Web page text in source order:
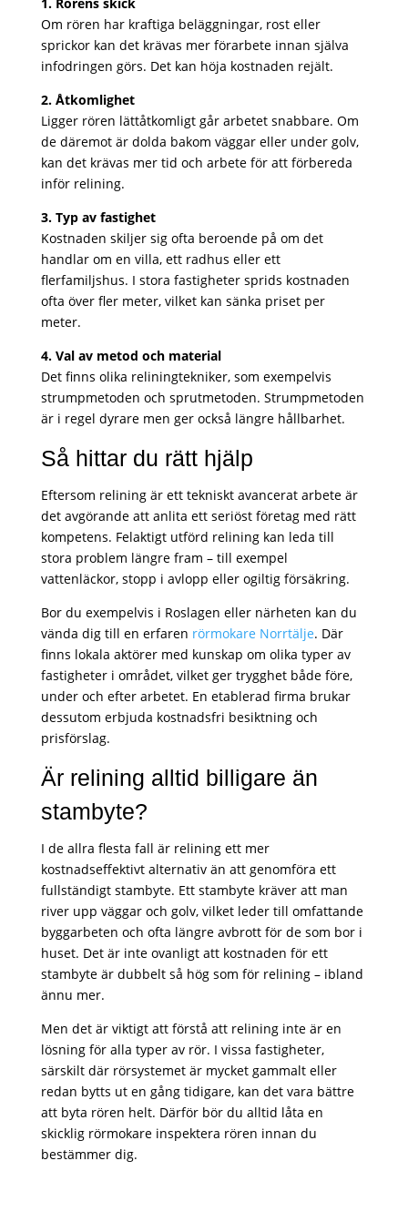
Om rören har kraftiga beläggningar, rost eller
sprickor kan det krävas mer förarbete innan själva
infodringen görs. Det kan höja kostnaden rejält.
2. Åtkomlighet
Ligger rören lättåtkomligt går arbetet snabbare. Om
de däremot är dolda bakom väggar eller under golv,
kan det krävas mer tid och arbete för att förbereda
inför relining.
3. Typ av fastighet
Kostnaden skiljer sig ofta beroende på om det
handlar om en villa, ett radhus eller ett
flerfamiljshus. I stora fastigheter sprids kostnaden
ofta över fler meter, vilket kan sänka priset per
meter.
4. Val av metod och material
Det finns olika reliningtekniker, som exempelvis
strumpmetoden och sprutmetoden. Strumpmetoden
är i regel dyrare men ger också längre hållbarhet.
Så hittar du rätt hjälp
Eftersom relining är ett tekniskt avancerat arbete är
det avgörande att anlita ett seriöst företag med rätt
kompetens. Felaktigt utförd relining kan leda till
stora problem längre fram – till exempel
vattenläckor, stopp i avlopp eller ogiltig försäkring.
Bor du exempelvis i Roslagen eller närheten kan du
vända dig till en erfaren rörmokare Norrtälje. Där
finns lokala aktörer med kunskap om olika typer av
fastigheter i området, vilket ger trygghet både före,
under och efter arbetet. En etablerad firma brukar
dessutom erbjuda kostnadsfri besiktning och
prisförslag.
Är relining alltid billigare än
stambyte?
I de allra flesta fall är relining ett mer
kostnadseffektivt alternativ än att genomföra ett
fullständigt stambyte. Ett stambyte kräver att man
river upp väggar och golv, vilket leder till omfattande
byggarbeten och ofta längre avbrott för de som bor i
huset. Det är inte ovanligt att kostnaden för ett
stambyte är dubbelt så hög som för relining – ibland
ännu mer.
Men det är viktigt att förstå att relining inte är en
lösning för alla typer av rör. I vissa fastigheter,
särskilt där rörsystemet är mycket gammalt eller
redan bytts ut en gång tidigare, kan det vara bättre
att byta rören helt. Därför bör du alltid låta en
skicklig rörmokare inspektera rören innan du
bestämmer dig.